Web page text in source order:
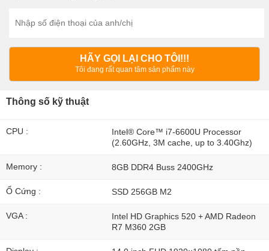
HÃY GỌI LẠI CHO TÔI!!!
Tôi đang rất quan tâm sản phẩm này
Thông số kỹ thuật
CPU :
Intel® Core™ i7-6600U Processor
(2.60GHz, 3M cache, up to 3.40Ghz)
Memory : 8GB DDR4 Buss 2400GHz
Ổ Cứng : SSD 256GB M2
VGA :
Intel HD Graphics 520 + AMD Radeon
R7 M360 2GB